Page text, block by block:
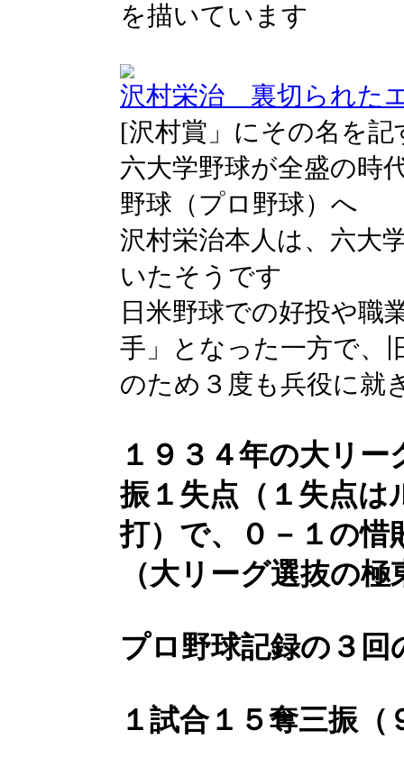
を描いています
沢村栄治 裏切られた
[沢村賞」にその名を記
六大学野球が全盛の時
野球（プロ野球）へ
沢村栄治本人は、六大
いたそうです
日米野球での好投や職
手」となった一方で、
のため３度も兵役に就
１９３４年の大リ
振１失点（１失点は
打）で、０－１の惜
（大リーグ選抜の極
プロ野球記録の３
１試合１５奪三振（